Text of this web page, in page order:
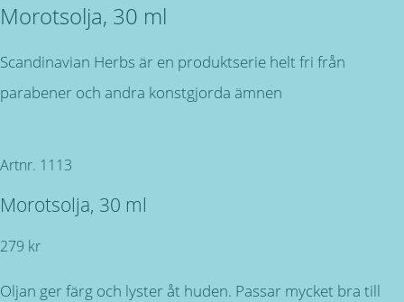
Morotsolja, 30 ml
Scandinavian Herbs är en produktserie helt fri från
parabener och andra konstgjorda ämnen
Artnr. 1113
Morotsolja, 30 ml
279 kr
Oljan ger färg och lyster åt huden. Passar mycket bra till